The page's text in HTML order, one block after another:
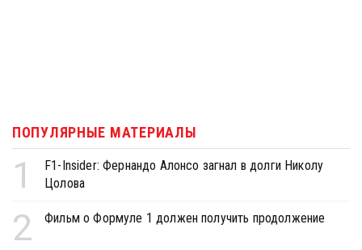
ПОПУЛЯРНЫЕ МАТЕРИАЛЫ
1
F1-Insider: Фернандо Алонсо загнал в долги Николу
Цолова
2 Фильм о Формуле 1 должен получить продолжение